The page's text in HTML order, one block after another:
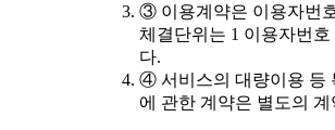
③ 이용계약은 이용자번
체결단위는 1 이용자번호
다.
④ 서비스의 대량이용 등
에 관한 계약은 별도의